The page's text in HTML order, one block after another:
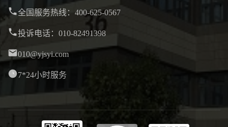
全国服务热线：400-625-0567
投诉电话：010-82491398
010@yjsyi.com
7*24小时服务